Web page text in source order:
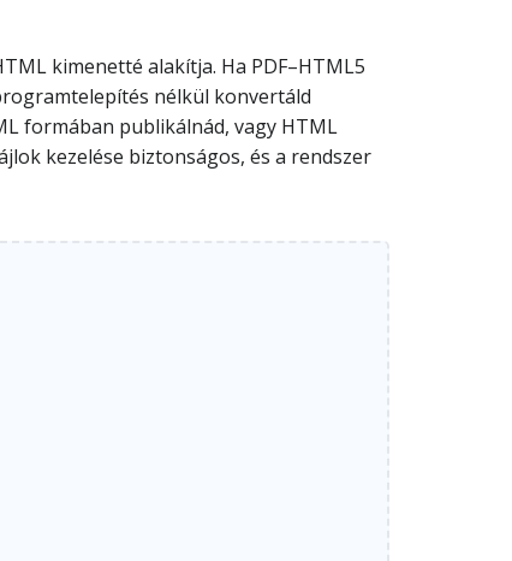
kimenetté alakítja. Ha PDF–HTML5
nélkül konvertáld
formában publikálnád, vagy HTML
kezelése biztonságos, és a rendszer